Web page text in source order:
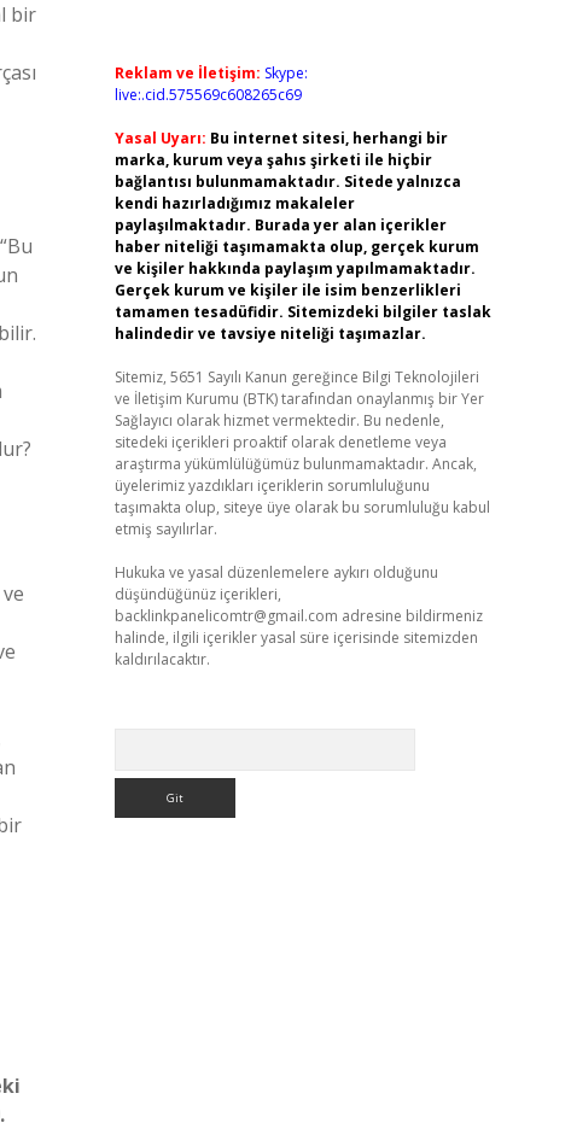
bir
Reklam ve İletişim: Skype:
live:.cid.575569c608265c69
Yasal Uyarı: Bu internet sitesi, herhangi bir
marka, kurum veya şahıs şirketi ile hiçbir
bağlantısı bulunmamaktadır. Sitede yalnızca
kendi hazırladığımız makaleler
paylaşılmaktadır. Burada yer alan içerikler
haber niteliği taşımamakta olup, gerçek kurum
ve kişiler hakkında paylaşım yapılmamaktadır.
Gerçek kurum ve kişiler ile isim benzerlikleri
tamamen tesadüfidir. Sitemizdeki bilgiler taslak
halindedir ve tavsiye niteliği taşımazlar.
Sitemiz, 5651 Sayılı Kanun gereğince Bilgi Teknolojileri
ve İletişim Kurumu (BTK) tarafından onaylanmış bir Yer
Sağlayıcı olarak hizmet vermektedir. Bu nedenle,
sitedeki içerikleri proaktif olarak denetleme veya
araştırma yükümlülüğümüz bulunmamaktadır. Ancak,
üyelerimiz yazdıkları içeriklerin sorumluluğunu
taşımakta olup, siteye üye olarak bu sorumluluğu kabul
etmiş sayılırlar.
Hukuka ve yasal düzenlemelere aykırı olduğunu
düşündüğünüz içerikleri,
backlinkpanelicomtr@gmail.com adresine bildirmeniz
halinde, ilgili içerikler yasal süre içerisinde sitemizden
kaldırılacaktır.